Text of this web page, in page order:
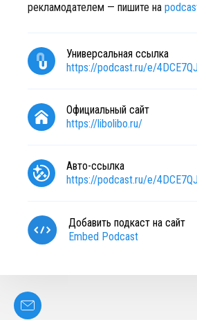
рекламодателем — пишите на
Универсальная ссылка
https://podcast.ru/e/
Официальный сайт
https://libolibo.ru/
Авто-ссылка
https://podcast.ru/e/
Добавить подкаст на сайт
Embed Podcast